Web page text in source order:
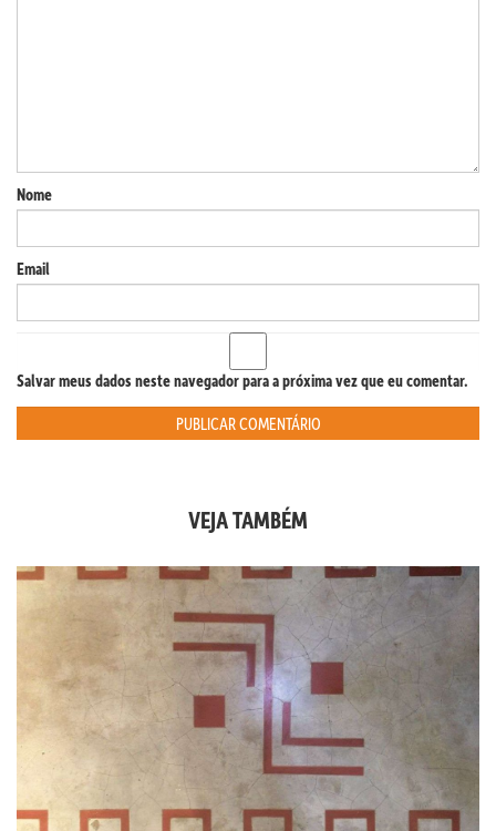
Nome
Email
Salvar meus dados neste navegador para a próxima vez que eu comentar.
VEJA TAMBÉM